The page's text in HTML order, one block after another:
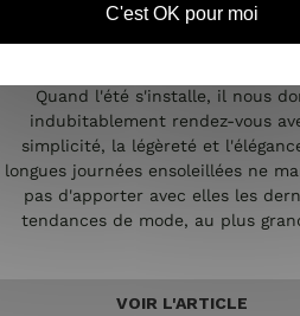
pour un look estival très
glamour !
Quand l'été s'installe, il nous
indubitablement rendez-vous
simplicité, la légèreté et
longues journées ensoleillées ne
pas d'apporter avec elles les
tendances de mode, au plus
VOIR L'ARTICLE
C'est OK pour moi